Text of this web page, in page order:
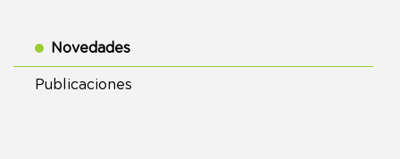
Novedades
Publicaciones